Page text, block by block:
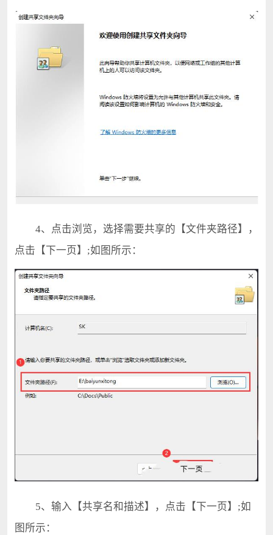
4、点击浏览，选择需要共享的【文件夹路径】，
点击【下一页】;如图所示：
5、输入【共享名和描述】，点击【下一页】;如
图所示：